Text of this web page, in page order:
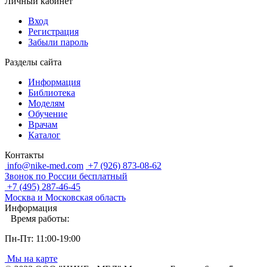
Вход
Регистрация
Забыли пароль
Разделы сайта
Информация
Библиотека
Моделям
Обучение
Врачам
Каталог
Контакты
info@nike-med.com +7 (926) 873-08-62
Звонок по России бесплатный
+7 (495) 287-46-45
Москва и Московская область
Информация
Время работы:
Пн-Пт: 11:00-19:00
Мы на карте